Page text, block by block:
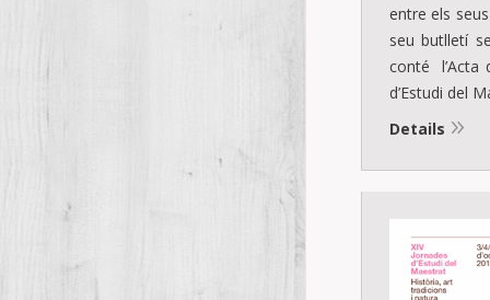
entre els
seu butlletí
conté l’Acta
d’Estudi del
Details